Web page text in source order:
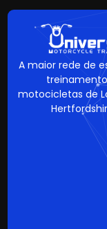
A maior rede de
motocicletas de